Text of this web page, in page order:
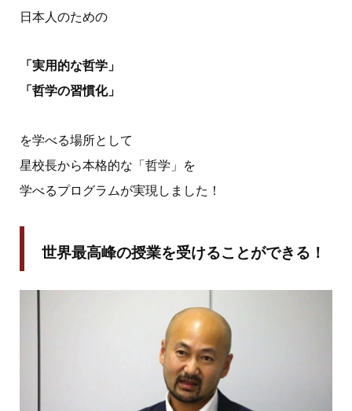
日本人のための
「実用的な哲学」
「哲学の習慣化」
を学べる場所として
星校長から本格的な「哲学」を
学べるプログラムが実現しました！
世界最高峰の授業を受けることができる！